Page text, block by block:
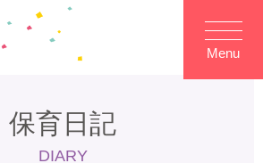
Menu
保育日記
DIARY